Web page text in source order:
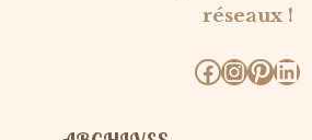
réseaux !
Facebook